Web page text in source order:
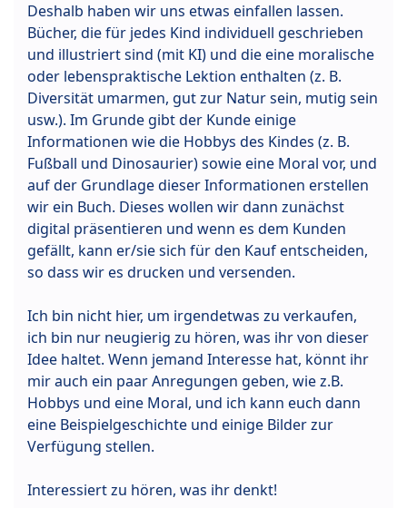
Deshalb haben wir uns etwas einfallen lassen.
Bücher, die für jedes Kind individuell geschrieben
und illustriert sind (mit KI) und die eine moralische
oder lebenspraktische Lektion enthalten (z. B.
Diversität umarmen, gut zur Natur sein, mutig sein
usw.). Im Grunde gibt der Kunde einige
Informationen wie die Hobbys des Kindes (z. B.
Fußball und Dinosaurier) sowie eine Moral vor, und
auf der Grundlage dieser Informationen erstellen
wir ein Buch. Dieses wollen wir dann zunächst
digital präsentieren und wenn es dem Kunden
gefällt, kann er/sie sich für den Kauf entscheiden,
so dass wir es drucken und versenden.
Ich bin nicht hier, um irgendetwas zu verkaufen,
ich bin nur neugierig zu hören, was ihr von dieser
Idee haltet. Wenn jemand Interesse hat, könnt ihr
mir auch ein paar Anregungen geben, wie z.B.
Hobbys und eine Moral, und ich kann euch dann
eine Beispielgeschichte und einige Bilder zur
Verfügung stellen.
Interessiert zu hören, was ihr denkt!